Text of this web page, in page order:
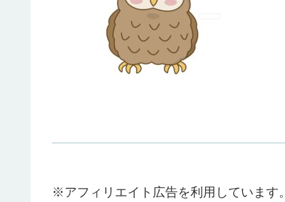
※アフィリエイト広告を利用しています。